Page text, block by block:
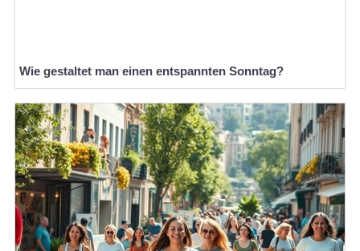
Wie gestaltet man einen entspannten Sonntag?